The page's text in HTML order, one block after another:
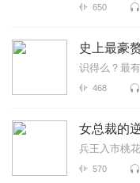
650
史上最豪
识得么？最
468
女总裁的
兵王入市桃
570